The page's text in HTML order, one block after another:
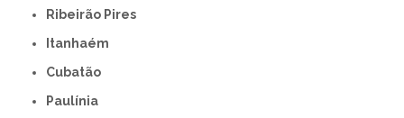
Ribeirão Pires
Itanhaém
Cubatão
Paulínia